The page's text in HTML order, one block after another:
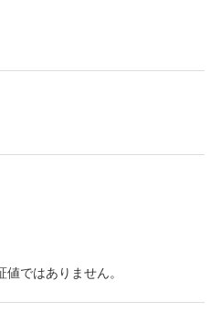
ではありません。